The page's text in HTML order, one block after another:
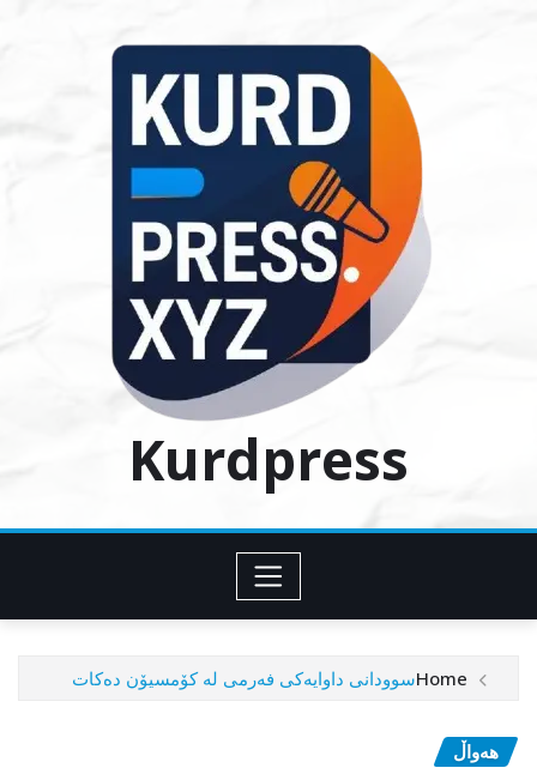
Kurdpress
Homeسوودانی داوایەکی فەرمی لە کۆمسیۆن دەکات
هەواڵ